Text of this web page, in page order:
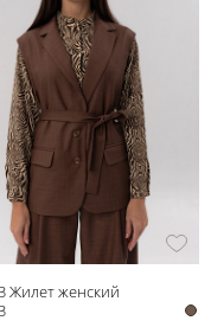
Жилет женский